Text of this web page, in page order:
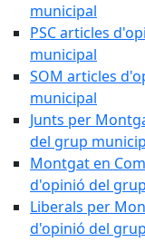
municipal
PSC articles
municipal
SOM articles
municipal
Junts per
del grup
Montgat en
d'opinió del
Liberals per
d'opinió del